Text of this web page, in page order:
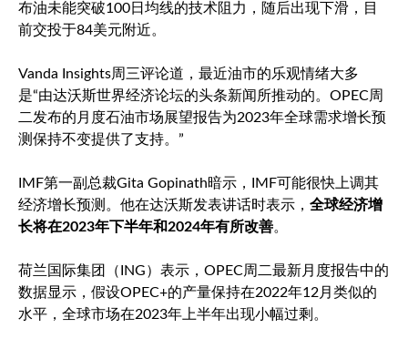
布油未能突破100日均线的技术阻力，随后出现下滑，目
前交投于84美元附近。
Vanda Insights周三评论道，最近油市的乐观情绪大多
是“由达沃斯世界经济论坛的头条新闻所推动的。OPEC周
二发布的月度石油市场展望报告为2023年全球需求增长预
测保持不变提供了支持。”
IMF第一副总裁Gita Gopinath暗示，IMF可能很快上调其
经济增长预测。他在达沃斯发表讲话时表示， 全球经济增
长将在2023年下半年和2024年有所改善。
荷兰国际集团（ING）表示，OPEC周二最新月度报告中的
数据显示，假设OPEC+的产量保持在2022年12月类似的
水平，全球市场在2023年上半年出现小幅过剩。